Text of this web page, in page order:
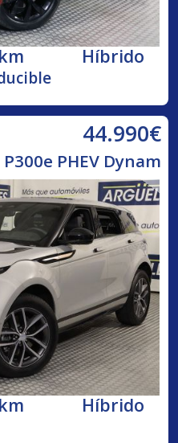
Híbrido
44.990€
PHEV Dynam
Híbrido